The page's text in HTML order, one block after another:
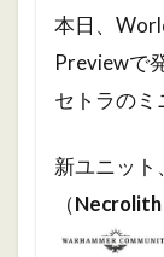
本日、
Previewで
セトラのミ
新ユニット
（